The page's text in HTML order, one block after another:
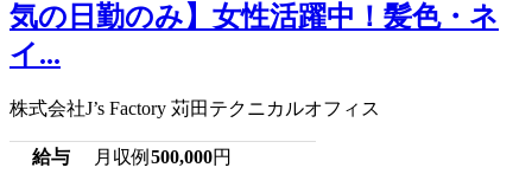
気の日勤のみ】女性活躍中！髪色・ネ
イ...
株式会社J’s Factory 苅田テクニカルオフィス
給与 月収例 500,000円